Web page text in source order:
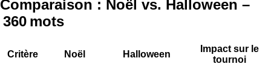
Comparaison : Noël vs. Halloween –
360 mots
Critère Noël Halloween
Impact sur le
tournoi